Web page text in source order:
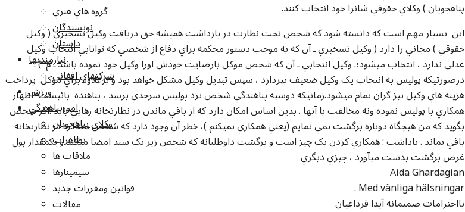
گروه هاي هنري
نويسندگان
داستان
نيازمنديها
شرکتهاي افغاني
ورزش
امورپناهندگي
وکلاي پناهجويان
تظاهرات
ملاقات ها
سيمينارها
قوانين ومقررات جديد
مقالات
پناهجويان ) وکلاي حقوقي شانرا خود انتخاب کنند.
حقوقي ) مجاني را دارد ( وکيل تسخيري ـ آن که به موجب دستور محکمه براي دفاع از شخصي که توانايي انتخاب وکيل
عدلي ندارد ، انتخاب ميشود؛. وکيل انتخابي ـ آن که شخص موکل بارضايت خودش اورا وکيل خود نموده باشد ـ م ) .
درصورتيکه پوليس به انتخاب يک وکيل ضعيف بپردازد ، سپس تبديل وکيل مشکل خواهد بود و برعلاوه براي موکل پرداخت
هزينه هاي وکيل نيز گران تمام ميشود.زمانيکه دوسيه پناهندگي شخص نزد پوليس سرحدي برسد ، پناهنده بائيست اظهار
همکاري با پوليس نموده ونه مخالفت با آنها . بدين اساس امکان دارد که از باقي ماندن در نظارتخانه رهايي يابد .اگر شخص
بگويد که من هيچگاه دوباره برگشت نمي نمايم (يعني همکاري نميکنم )، خطر آن وجود دارد که شخص متذکره در نظارتخانه
باقي بماند . ياداشت : همکاري کردن يک چيز است و برگشت داوطلبانه که شخص زير يک سند امضا ميکند و يکمقدار پول
غرض برگشت بدست ميآورد ، چيزي ديگري
Aida Ghardagian
. Med vänliga hälsningar
بااحترامات صميمانه آيدا قرداغیان